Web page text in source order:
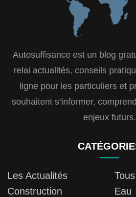
Autosuffisance est un blog
relai actualités, conseils
ligne pour les particuliers et
souhaitent s’informer,
enjeux futurs.
Les Actualités
Construction
Eau